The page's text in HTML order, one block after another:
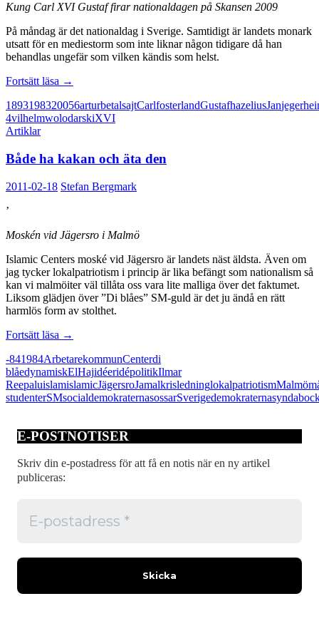
Kung Carl XVI Gustaf firar nationaldagen på Skansen 2009
På måndag är det nationaldag i Sverige. Samtidigt är landets monark
utsatt för en mediestorm som inte liknar någon tidigare då han
behandlas ungefär som vilken kändis som helst.
Fortsätt läsa Mot
och
fosterland
→
1893198320056arturbetalsajtCarlfosterlandGustafhazeliusJan
4vilhelmwolodarskiXVI
Artiklar
Både ha kakan och äta den
2011-02-18 Stefan Bergmark
’
Moskén vid Jägersro i Malmö
Islamic Centers moské vid Jägersro är landets näst äldsta. Även om
jag tycker lokalpatriotism i princip är lika befängt som nationalism så
kan vi malmöiter väl tillåta oss vara lite malliga över det faktumet.
Liksom glädjen över ”Di blåes” SM-guld är det ju ändå en rätt
harmlös form av stolthet.
Fortsätt läsa Både
kakan
och
äta
den
→
-841984ArbetarekommunCenterdi
blåedynamiskElHajidéeridépolitikIlmar
ReepaluislamislamicJägersroJamalkrisledninglokalpatriotismMalmö
studenterSMsocialdemokraternasossarSverigedemokraterna
E-POSTNOTISER
Skriv din e-postadress för att få en notis när en ny artikel
publiceras: